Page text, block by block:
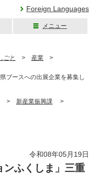
Foreign Languages
メニュー
ごと > 産業 >
ブースへの出展企業を募集し
> 新産業振興課 >
令和08年05月19日
ンふくしま」三重